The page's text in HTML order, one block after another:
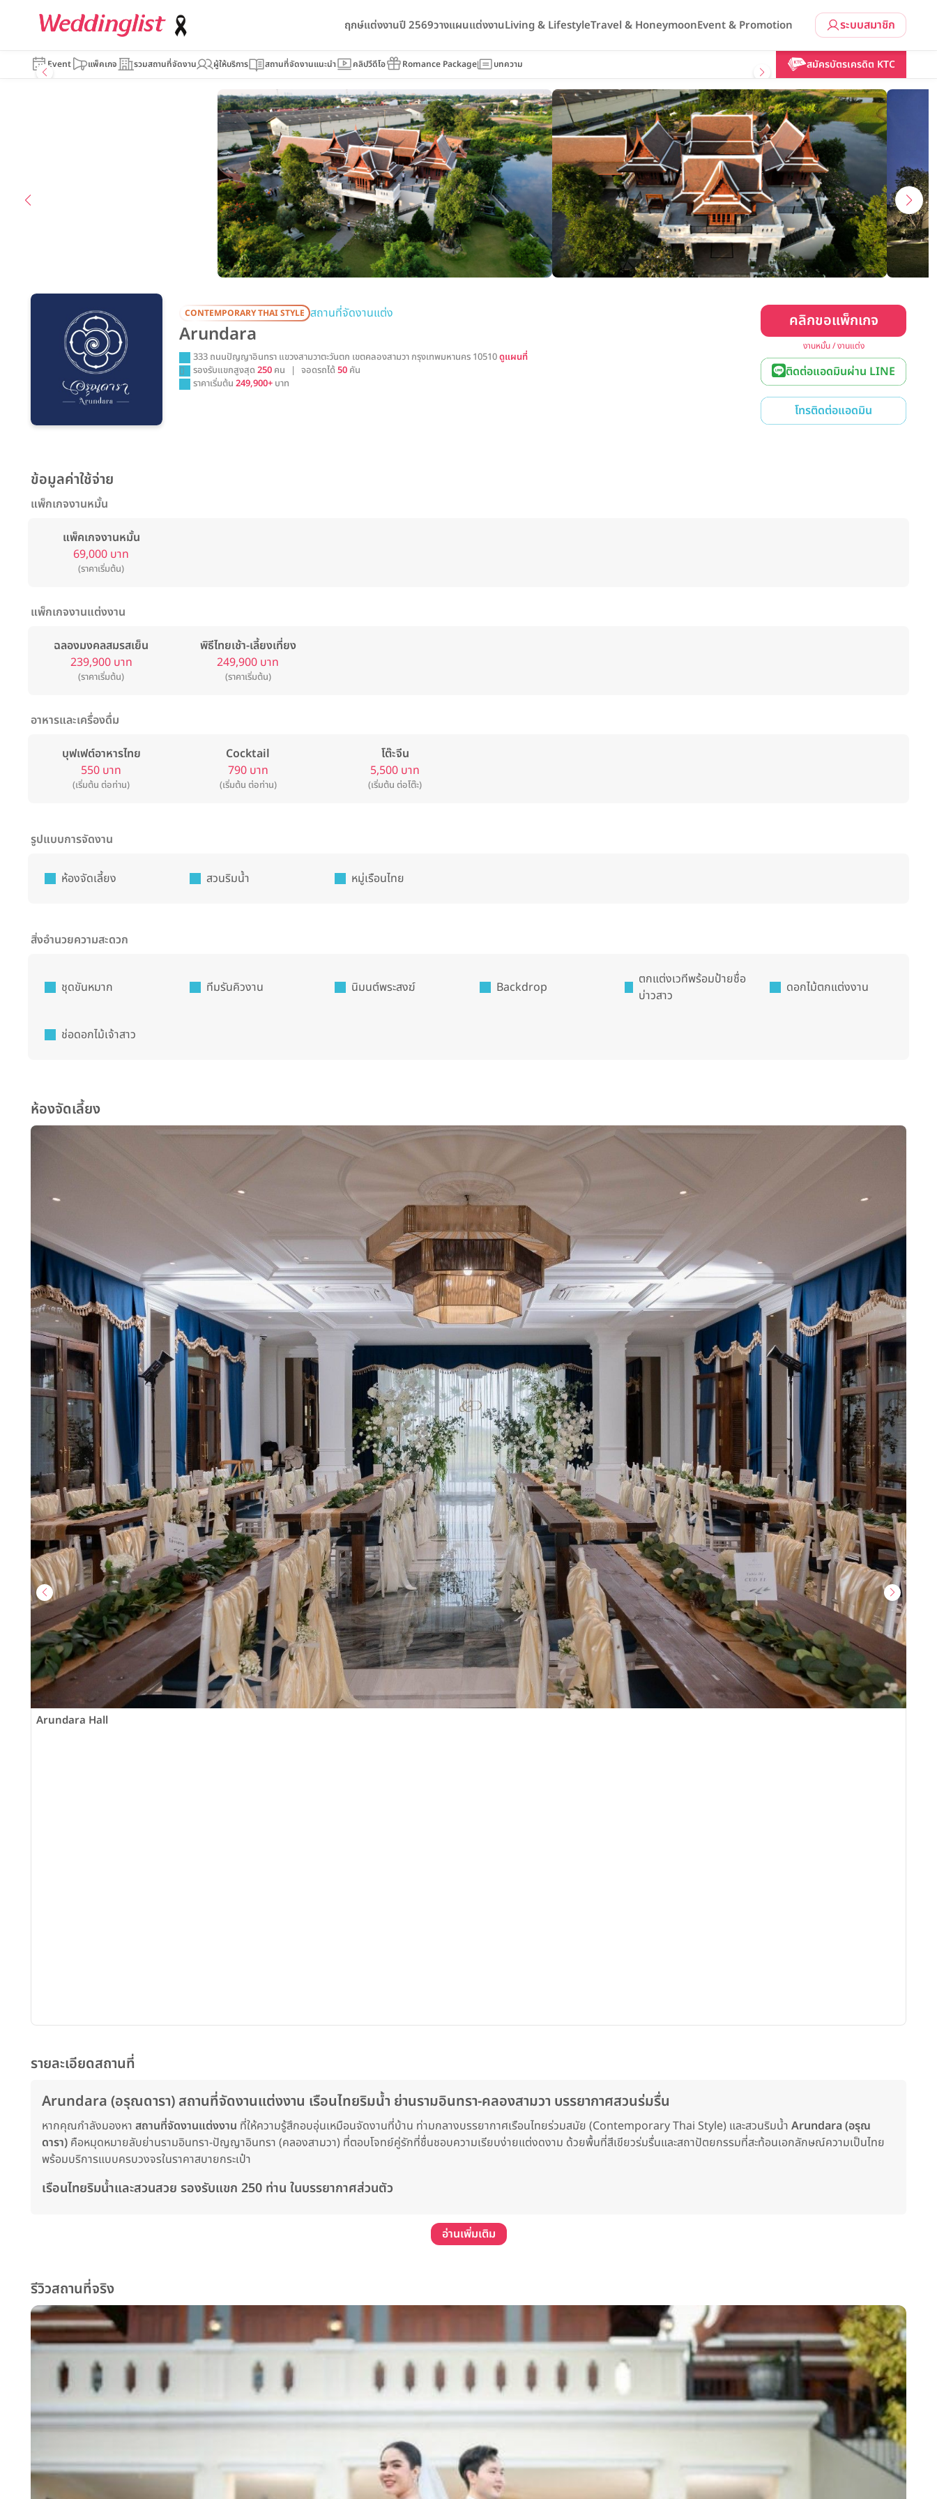
ระบบสมาชิก
ฤกษ์แต่งงานปี 2569วางแผนแต่งงานLiving & LifestyleTravel & HoneymoonEvent & Promotion
Event แพ็คเกจ รวมสถานที่จัดงาน ผู้ให้บริการ สถานที่จัดงานแนะนำ คลิปวีดีโอ Romance Package บทความ สมัครบัตรเครดิต KTC
คลิกขอแพ็กเกจ
CONTEMPORARY THAI STYLE สถานที่จัดงานแต่ง
Arundara
333 ถนนปัญญาอินทรา แขวงสามวาตะวันตก เขตคลองสามวา กรุงเทพมหานคร 10510ดูแผนที่
รองรับแขกสูงสุด250 คน | จอดรถได้50 คัน
ราคาเริ่มต้น249,900+ บาท
คลิกขอแพ็กเกจ
งานหมั้น / งานแต่ง
ติดต่อแอดมินผ่าน LINE
โทรติดต่อแอดมิน
ข้อมูลค่าใช้จ่าย
แพ็กเกจงานหมั้น
แพ็คเกจงานหมั้น
69,000 บาท
(ราคาเริ่มต้น)
แพ็กเกจงานแต่งงาน
ฉลองมงคลสมรสเย็น
239,900 บาท
(ราคาเริ่มต้น)
พิธีไทยเช้า-เลี้ยงเที่ยง
249,900 บาท
(ราคาเริ่มต้น)
อาหารและเครื่องดื่ม
บุฟเฟต์อาหารไทย
550 บาท
(เริ่มต้น ต่อท่าน)
Cocktail
790 บาท
(เริ่มต้น ต่อท่าน)
โต๊ะจีน
5,500 บาท
(เริ่มต้น ต่อโต๊ะ)
รูปแบบการจัดงาน
ห้องจัดเลี้ยง สวนริมน้ำ หมู่เรือนไทย
สิ่งอำนวยความสะดวก
ชุดขันหมาก ทีมรันคิวงาน นิมนต์พระสงฆ์ Backdrop
ตกแต่งเวทีพร้อมป้ายชื่อ
บ่าวสาว
ดอกไม้ตกแต่งงาน
ช่อดอกไม้เจ้าสาว
ห้องจัดเลี้ยง
Arundara Hall
รายละเอียดสถานที่
Arundara (อรุณดารา) สถานที่จัดงานแต่งงาน เรือนไทยริมน้ำ ย่านรามอินทรา-คลองสามวา บรรยากาศสวนร่มรื่น
หากคุณกำลังมองหา สถานที่จัดงานแต่งงาน ที่ให้ความรู้สึกอบอุ่นเหมือนจัดงานที่บ้าน ท่ามกลางบรรยากาศเรือนไทยร่วมสมัย (Contemporary Thai Style) และสวนริมน้ำ Arundara (อรุณ
ดารา) คือหมุดหมายลับย่านรามอินทรา-ปัญญาอินทรา (คลองสามวา) ที่ตอบโจทย์คู่รักที่ชื่นชอบความเรียบง่ายแต่งดงาม ด้วยพื้นที่สีเขียวร่มรื่นและสถาปัตยกรรมที่สะท้อนเอกลักษณ์ความเป็นไทย
พร้อมบริการแบบครบวงจรในราคาสบายกระเป๋า
เรือนไทยริมน้ำและสวนสวย รองรับแขก 250 ท่าน ในบรรยากาศส่วนตัว
อ่านเพิ่มเติม
รีวิวสถานที่จริง